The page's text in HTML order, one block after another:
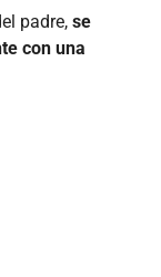
padre, se
con una